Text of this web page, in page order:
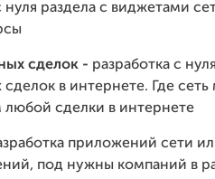
нуля раздела с виджетами
сделок - разработка с
сделок в интернете. Где
любой сделки в интернете
приложений сети
под нужны компаний в